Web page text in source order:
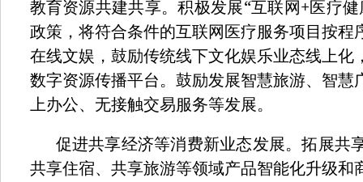
教育资源共建共享。积极发展“互联网+医疗健
政策，将符合条件的互联网医疗服务项目按程
在线文娱，鼓励传统线下文化娱乐业态线上化
数字资源传播平台。鼓励发展智慧旅游、智慧
上办公、无接触交易服务等发展。
促进共享经济等消费新业态发展。拓展共
共享住宿、共享旅游等领域产品智能化升级和